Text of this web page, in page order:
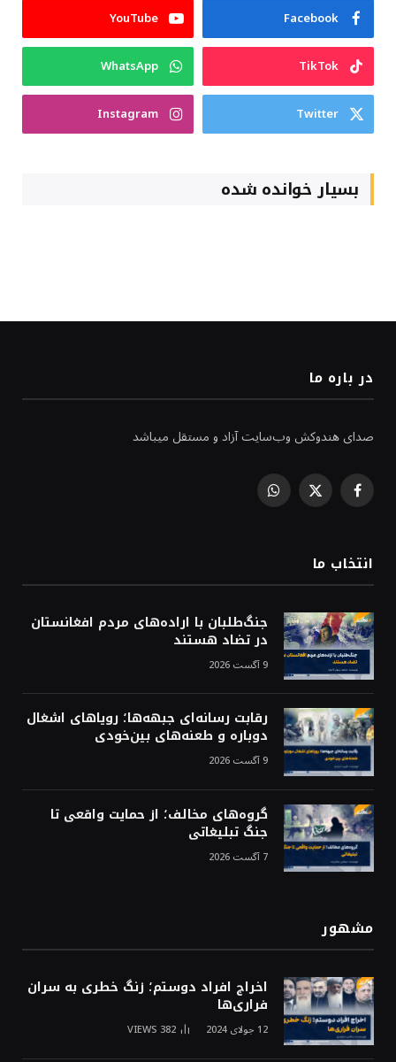
Facebook
YouTube
TikTok
WhatsApp
Twitter
Instagram
بسیار خوانده شده
در باره ما
صدای هندوکش وب‌سایت آزاد و مستقل میباشد
Facebook
X
WhatsApp
انتخاب ما
جنگ‌طلبان با اراده‌های مردم افغانستان
در تضاد هستند
9 آگست 2026
رقابت رسانه‌ای جبهه‌ها؛ رویاهای اشغال
دوباره و طعنه‌های بین‌خودی
9 آگست 2026
گروه‌های مخالف؛ از حمایت واقعی تا
جنگ تبلیغاتی
7 آگست 2026
مشهور
اخراج افراد دوستم؛ زنگ خطری به سران
فراری‌ها
12 جولای 2024 382
VIEWS